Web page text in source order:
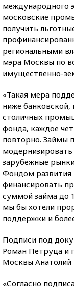
международного
московские
получить
региональными
мэра Москвы по
имущественно-
«Такая мера
ниже
столичных
фонда, каждое
повторно. Займы
зарубежные
Фондом развития
финансировать
суммой займа до
мы бы хотели
поддержки и
Подписи под
Роман Петруца и
Москвы Анатолий
«Согласно